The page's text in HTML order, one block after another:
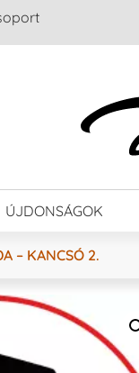
ÚJDONSÁGOK
– KANCSÓ 2.